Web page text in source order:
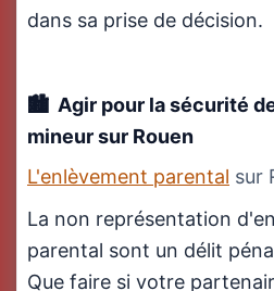
dans sa prise de décision.
Agir pour la sécurité
mineursur Rouen
L'enlèvement parental sur
La non représentation
parental sont un délit
Que faire si votre